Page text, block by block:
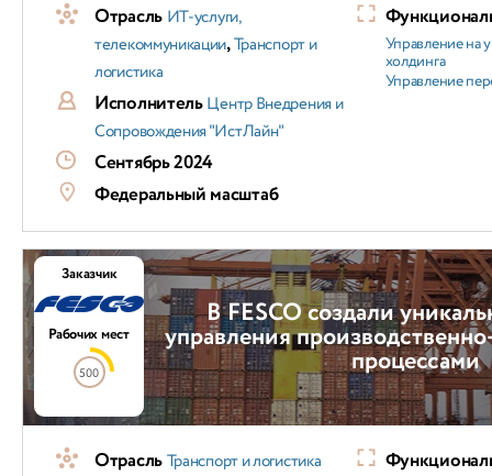
Отрасль ИТ-услуги,
телекоммуникации,Транспорт и
логистика
ИсполнительЦентр Внедрения и
Сопровождения "ИстЛайн"
Сентябрь 2024
Федеральный масштаб
Управление на
холдинга
Управление
В FESCO создали
управления
процессами
Заказчик
Рабочих мест
500
ОтрасльТранспорт и логистика